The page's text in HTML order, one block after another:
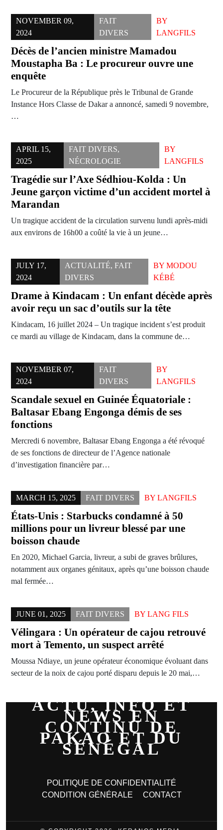
NOVEMBER 09,
2024
FAIT
DIVERS
BY
LANGFILS
Décès de l’ancien ministre Mamadou
Moustapha Ba : Le procureur ouvre une
enquête
Le Procureur de la République près le Tribunal de Grande
Instance Hors Classe de Dakar a annoncé, samedi 9 novembre,
…
APRIL 15,
2025
FAIT DIVERS,
NÉCROLOGIE
BY
LANGFILS
Tragédie sur l’Axe Sédhiou-Kolda : Un
Jeune garçon victime d’un accident mortel à
Marandan
Un tragique accident de la circulation survenu lundi après-midi
aux environs de 16h00 a coûté la vie à un jeune…
JULY 17,
2024
ACTUALITÉ, FAIT
DIVERS
BY MODOU
KÉBÉ
Drame à Kindacam : Un enfant décède après
avoir reçu un sac d’outils sur la tête
Kindacam, 16 juillet 2024 – Un tragique incident s’est produit
ce mardi au village de Kindacam, dans la commune de…
NOVEMBER 07,
2024
FAIT
DIVERS
BY
LANGFILS
Scandale sexuel en Guinée Équatoriale :
Baltasar Ebang Engonga démis de ses
fonctions
Mercredi 6 novembre, Baltasar Ebang Engonga a été révoqué
de ses fonctions de directeur de l’Agence nationale
d’investigation financière par…
MARCH 15, 2025 FAIT DIVERS BY LANGFILS
États-Unis : Starbucks condamné à 50
millions pour un livreur blessé par une
boisson chaude
En 2020, Michael Garcia, livreur, a subi de graves brûlures,
notamment aux organes génitaux, après qu’une boisson chaude
mal fermée…
JUNE 01, 2025 FAIT DIVERS BY LANG FILS
Vélingara : Un opérateur de cajou retrouvé
mort à Temento, un suspect arrêté
Moussa Ndiaye, un jeune opérateur économique évoluant dans
secteur de la noix de cajou porté disparu depuis le 20 mai,…
ACTU, INFO ET
NEWS EN
CONTINU DE
PAKAO ET DU
SÉNÉGAL
POLITIQUE DE CONFIDENTIALITÉ
CONDITION GÉNÉRALE
CONTACT